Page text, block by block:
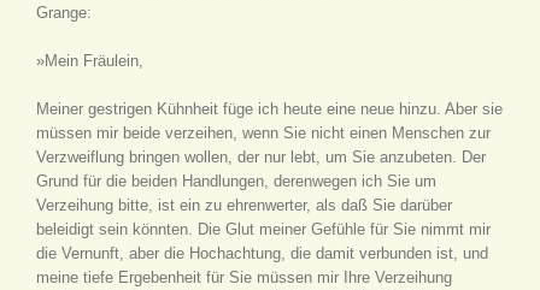
Grange:
»Mein Fräulein,
Meiner gestrigen Kühnheit füge ich heute eine neue hinzu. Aber sie
müssen mir beide verzeihen, wenn Sie nicht einen Menschen zur
Verzweiflung bringen wollen, der nur lebt, um Sie anzubeten. Der
Grund für die beiden Handlungen, derenwegen ich Sie um
Verzeihung bitte, ist ein zu ehrenwerter, als daß Sie darüber
beleidigt sein könnten. Die Glut meiner Gefühle für Sie nimmt mir
die Vernunft, aber die Hochachtung, die damit verbunden ist, und
meine tiefe Ergebenheit für Sie müssen mir Ihre Verzeihung